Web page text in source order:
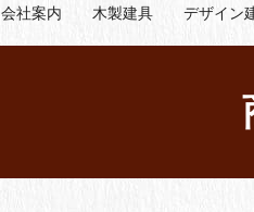
会社案内 木製建具 デザイン